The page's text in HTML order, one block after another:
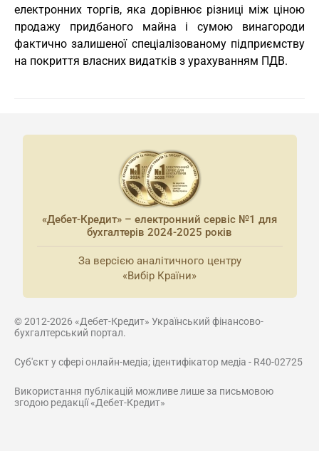
електронних торгів, яка дорівнює різниці між ціною
продажу придбаного майна і сумою винагороди
фактично залишеної спеціалізованому підприємству
на покриття власних видатків з урахуванням ПДВ.
«Дебет-Кредит» – електронний сервіс №1 для
бухгалтерів 2024-2025 років
За версією аналітичного центру
«Вибір Країни»
© 2012-2026 «Дебет-Кредит» Український фінансово-
бухгалтерський портал.
Суб'єкт у сфері онлайн-медіа; ідентифікатор медіа - R40-02725
Використання публікацій можливе лише за письмовою
згодою редакції «Дебет-Кредит»